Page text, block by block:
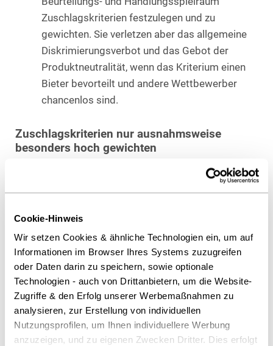
Cookie-Hinweis
Wir setzen Cookies & ähnliche Technologien ein, um auf
Informationen im Browser Ihres Systems zuzugreifen
oder Daten darin zu speichern, sowie optionale
Technologien - auch von Drittanbietern, um die Website-
Zugriffe & den Erfolg unserer Werbemaßnahmen zu
analysieren, zur Erstellung von individuellen
Nutzungsprofilen, um Ihnen individuellere Werbung
anzuzeigen, und zu eigenen Zwecken Dritter. Dies erfolgt
Zuschlagskriterien festzulegen und zu
gewichten. Sie verletzen aber das allgemeine
Diskrimierungsverbot und das Gebot der
Produktneutralität, wenn das Kriterium einen
Bieter bevorteilt und andere Wettbewerber
chancenlos sind.
Zuschlagskriterien nur ausnahmsweise
besonders hoch gewichten
Öffentliche Auftraggeber dürfen einzelne
Zuschlagskriterien nur besonders hoch
bevorteilen, wenn sie die Leistung mit anderen
Kriterien nicht beschaffen können
Rügefrist beginnt erst mit Kenntnis der
Relevanz des Vergabeverstoßes
Die Frist für Bieter, Fehler in den
Vergabeunterlagen rechtzeitig zu rügen,
beginnt erst, wenn sie auch die Relevanz des